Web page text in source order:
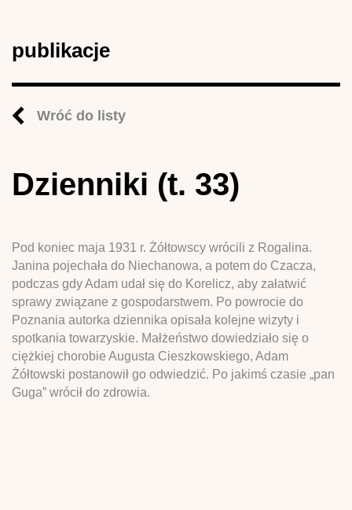
publikacje
Wróć do listy
Dzienniki (t. 33)
Pod koniec maja 1931 r. Żółtowscy wrócili z Rogalina.
Janina pojechała do Niechanowa, a potem do Czacza,
podczas gdy Adam udał się do Korelicz, aby załatwić
sprawy związane z gospodarstwem. Po powrocie do
Poznania autorka dziennika opisała kolejne wizyty i
spotkania towarzyskie. Małżeństwo dowiedziało się o
ciężkiej chorobie Augusta Cieszkowskiego, Adam
Żółtowski postanowił go odwiedzić. Po jakimś czasie „pan
Guga” wrócił do zdrowia.